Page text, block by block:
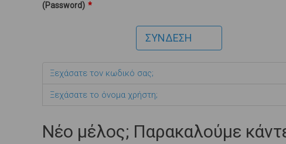
(Password) *
Ξεχάσατε τον κωδικό σας;
Ξεχάσατε το όνομα χρήστη;
Νέο μέλος; Παρακαλούμε